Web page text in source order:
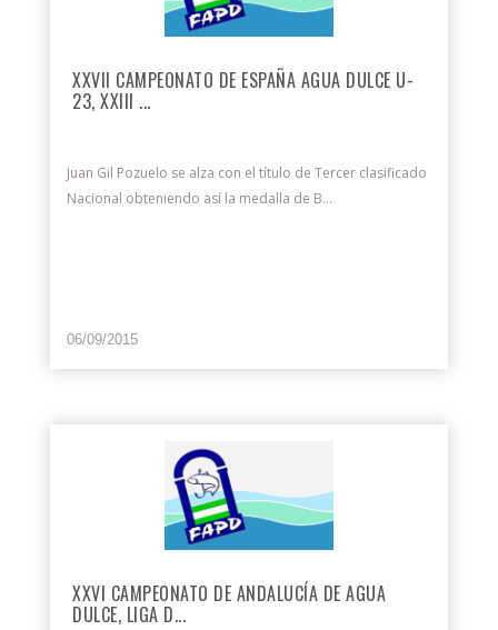
XXVII CAMPEONATO DE ESPAÑA AGUA DULCE U-
23, XXIII ...
Juan Gil Pozuelo se alza con el título de Tercer clasificado
Nacional obteniendo así la medalla de B...
06/09/2015
XXVI CAMPEONATO DE ANDALUCÍA DE AGUA
DULCE, LIGA D...